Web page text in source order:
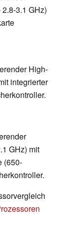
3.1 GHz)
High-
integrierter
GHz) mit
(650-